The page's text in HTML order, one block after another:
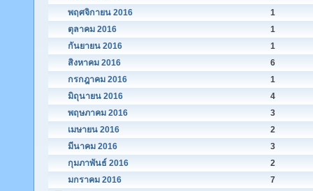
พฤศจิกายน 2016
1
ตุลาคม 2016
1
กันยายน 2016
1
สิงหาคม 2016
6
กรกฎาคม 2016
1
มิถุนายน 2016
4
พฤษภาคม 2016
3
เมษายน 2016
2
มีนาคม 2016
3
กุมภาพันธ์ 2016
2
มกราคม 2016
7